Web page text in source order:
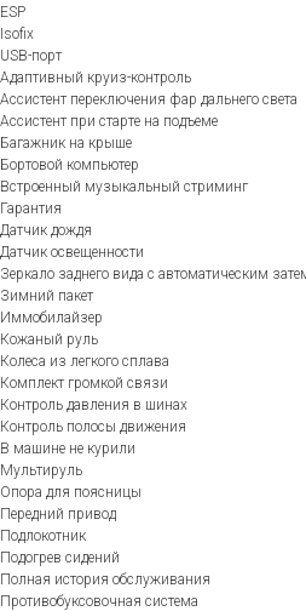
ESP
Isofix
USB-порт
Адаптивный круиз-контроль
Ассистент переключения фар дальнего света
Ассистент при старте на подъеме
Багажник на крыше
Бортовой компьютер
Встроенный музыкальный стриминг
Гарантия
Датчик дождя
Датчик освещенности
Зеркало заднего вида с автоматическим
Зимний пакет
Иммобилайзер
Кожаный руль
Колеса из легкого сплава
Комплект громкой связи
Контроль давления в шинах
Контроль полосы движения
В машине не курили
Мультируль
Опора для поясницы
Передний привод
Подлокотник
Подогрев сидений
Полная история обслуживания
Противобуксовочная система